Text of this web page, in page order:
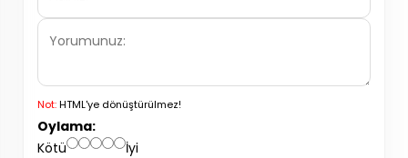
Not:HTML'ye dönüştürülmez!
Oylama:
Kötü
İyi